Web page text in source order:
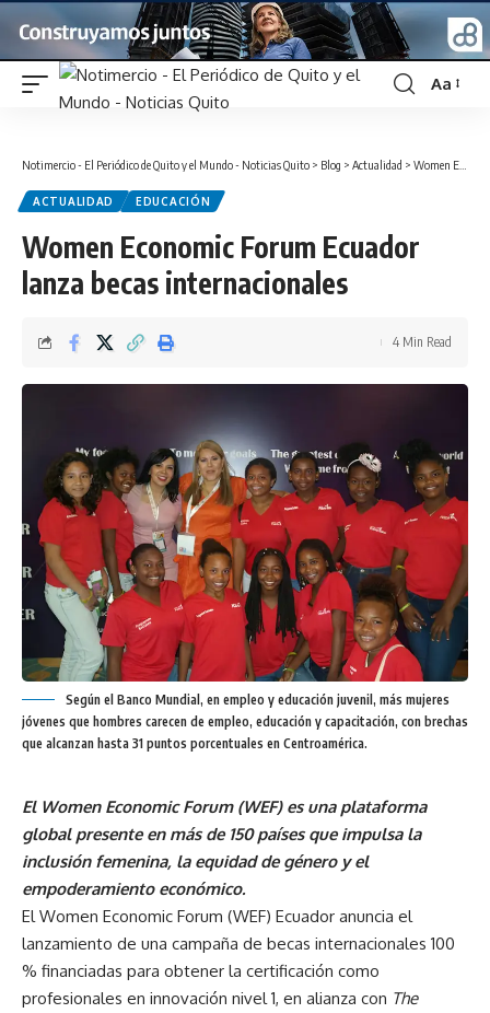
Font
Aa
Notimercio - El Periódico de Quito y el Mundo - Noticias Quito > Blog > Actualidad > Women Economic Forum Ecuador lanza becas internacionales
ACTUALIDAD EDUCACIÓN
Women Economic Forum Ecuador
lanza becas internacionales
4 Min Read
Según el Banco Mundial, en empleo y educación juvenil, más mujeres
jóvenes que hombres carecen de empleo, educación y capacitación, con brechas
que alcanzan hasta 31 puntos porcentuales en Centroamérica.
El Women Economic Forum (WEF) es una plataforma
global presente en más de 150 países que impulsa la
inclusión femenina, la equidad de género y el
empoderamiento económico.
El Women Economic Forum (WEF) Ecuador anuncia el
lanzamiento de una campaña de becas internacionales 100
% financiadas para obtener la certificación como
profesionales en innovación nivel 1, en alianza con The